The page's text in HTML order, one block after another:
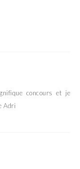
concours et je
Adri